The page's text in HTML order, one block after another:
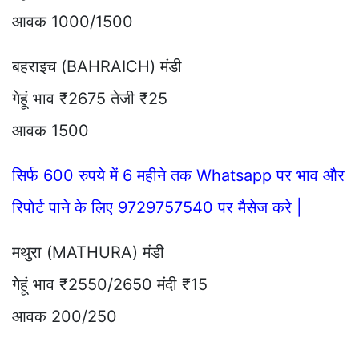
आवक 1000/1500
बहराइच (BAHRAICH) मंडी
गेहूं भाव ₹2675 तेजी ₹25
आवक 1500
सिर्फ 600 रुपये में 6 महीने तक Whatsapp पर भाव और
रिपोर्ट पाने के लिए 9729757540 पर मैसेज करे |
मथुरा (MATHURA) मंडी
गेहूं भाव ₹2550/2650 मंदी ₹15
आवक 200/250